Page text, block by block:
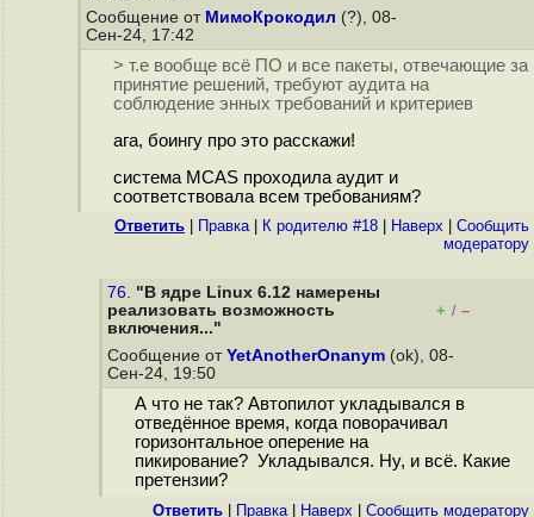
Сообщение от МимоКрокодил (?), 08-
Сен-24, 17:42
> т.е вообще всё ПО и все пакеты, отвечающие за
принятие решений, требуют аудита на
соблюдение энных требований и критериев
ага, боингу про это расскажи!
система MCAS проходила аудит и
соответствовала всем требованиям?
Ответить Правка| К родителю #18 Наверх
Cообщить
модератору
76. "В ядре Linux 6.12 намерены
реализовать возможность
включения..."
+ / –
Сообщение от YetAnotherOnanym (ok), 08-
Сен-24, 19:50
А что не так? Автопилот укладывался в
отведённое время, когда поворачивал
горизонтальное оперение на
пикирование? Укладывался. Ну, и всё. Какие
претензии?
Ответить Правка| Наверх Cообщить модератору